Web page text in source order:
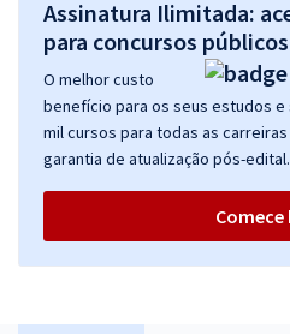
Assinatura Ilimitada:
para concursos
O melhor custo
benefício para os seus estudos e
mil cursos para todas as
garantia de atualização pós-edital.
Comece